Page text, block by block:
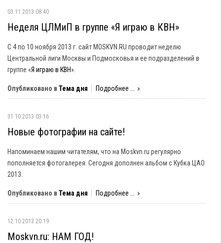
03.11.2013 08:40
Неделя ЦЛМиП в группе «Я играю в КВН»
С 4 по 10 ноября 2013 г. сайт MOSKVN.RU проводит неделю
Центральной лиги Москвы и Подмосковья и ее подразделений в
группе «Я играю в КВН».
Опубликовано вТема дня Подробнее ...
31.10.2013 03:16
Новые фотографии на сайте!
Напоминаем нашим читателям, что на Moskvn.ru регулярно
пополняется фотогалерея. Сегодня дополнен альбом с Кубка ЦАО
2013.
Опубликовано вТема дня Подробнее ...
12.10.2013 20:19
Moskvn.ru: НАМ ГОД!